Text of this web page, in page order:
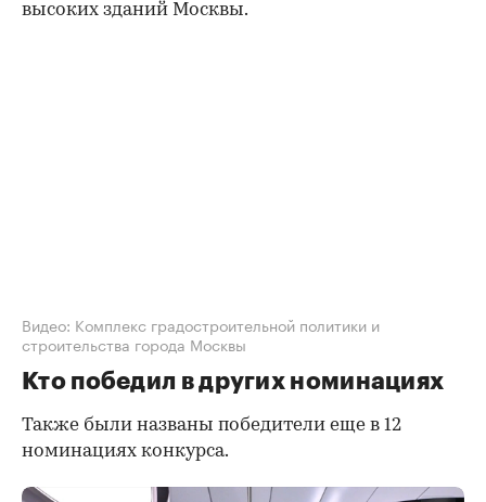
00:00 / 00:00
высоких зданий Москвы.
Видео: Комплекс градостроительной политики и
строительства города Москвы
Кто победил в других номинациях
Также были названы победители еще в 12
номинациях конкурса.